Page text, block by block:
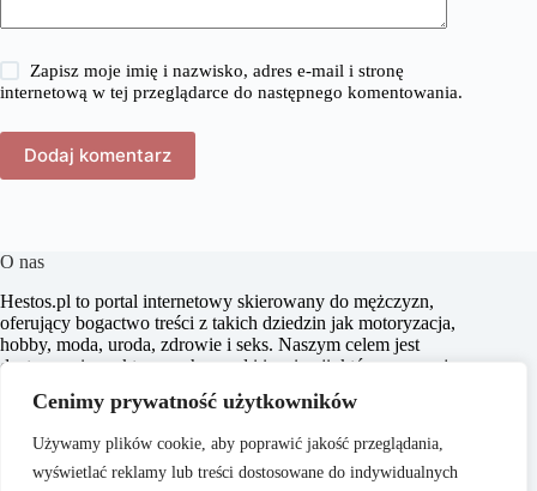
Cenimy prywatność użytkowników
Używamy plików cookie, aby poprawić jakość przeglądania,
wyświetlać reklamy lub treści dostosowane do indywidualnych
Zapisz moje imię i nazwisko, adres e-mail i stronę
internetową w tej przeglądarce do następnego komentowania.
Dodaj komentarz
O nas
​Hestos.pl to portal internetowy skierowany do mężczyzn,
oferujący bogactwo treści z takich dziedzin jak motoryzacja,
hobby, moda, uroda, zdrowie i seks. Naszym celem jest
dostarczanie praktycznych porad i inspiracji, które pomagają
aktywnego stylu życia. Dbamy o to, aby nasze artykuły były
wiedzy w danym zakresie.